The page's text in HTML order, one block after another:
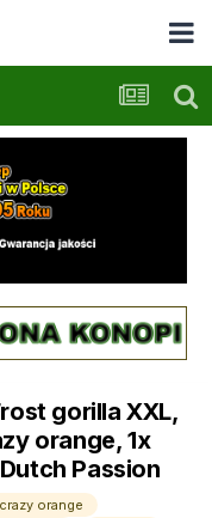
gorilla XXL,
orange, 1x
Passion
crazy orange